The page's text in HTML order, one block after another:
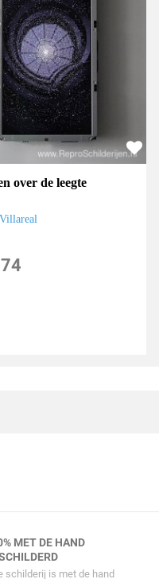
over de leegte
MET DE HAND
schilderij is met de hand